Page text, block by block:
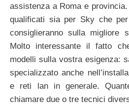
assistenza a Roma e provincia.
qualificati sia per Sky che
consiglieranno sulla migliore
Molto interessante il fatto
modelli sulla vostra esigenza:
specializzato anche
e reti lan in generale.
chiamare due o tre tecnici